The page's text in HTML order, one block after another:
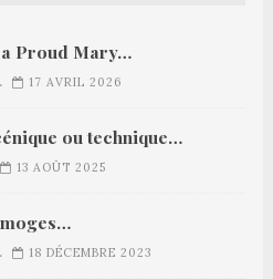
Proud Mary…
17 AVRIL 2026
ou technique…
13 AOÛT 2025
18 DÉCEMBRE 2023